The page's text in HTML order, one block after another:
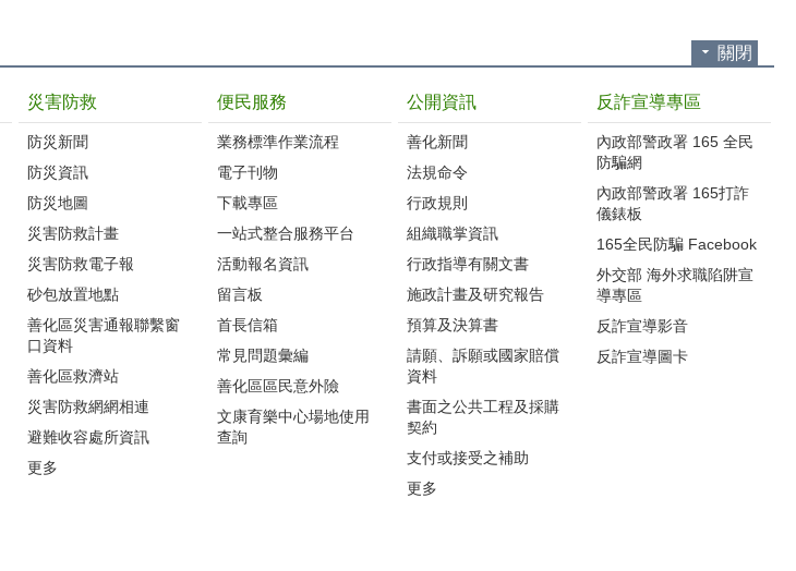
關閉
災害防救
防災新聞
防災資訊
防災地圖
災害防救計畫
災害防救電子報
砂包放置地點
善化區災害通報聯繫窗
口資料
善化區救濟站
災害防救網網相連
避難收容處所資訊
更多
便民服務
業務標準作業流程‭
電子刊物
下載專區
一站式整合服務平台
活動報名資訊
留言板
首長信箱
常見問題彙編
善化區區民意外險
文康育樂中心場地使用
查詢
公開資訊
善化新聞
法規命令
行政規則
組織職掌資訊
行政指導有關文書
施政計畫及研究報告
預算及決算書
請願、訴願或國家賠償
資料
書面之公共工程及採購
契約
支付或接受之補助
更多
反詐宣導專區
內政部警政署 165 全民
防騙網
內政部警政署 165打詐
儀錶板
165全民防騙 Facebook
外交部 海外求職陷阱宣
導專區
反詐宣導影音
反詐宣導圖卡